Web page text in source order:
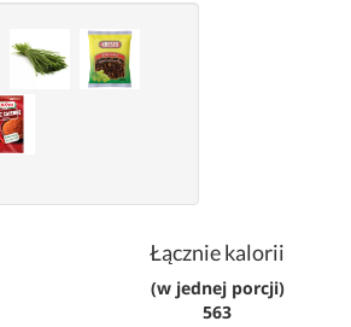
Łącznie kalorii
(w jednej porcji)
563